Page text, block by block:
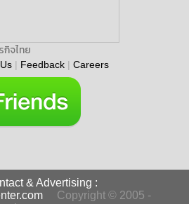
กิจไทย
| Feedback | Careers
& Advertising :
Copyright © 2005 -